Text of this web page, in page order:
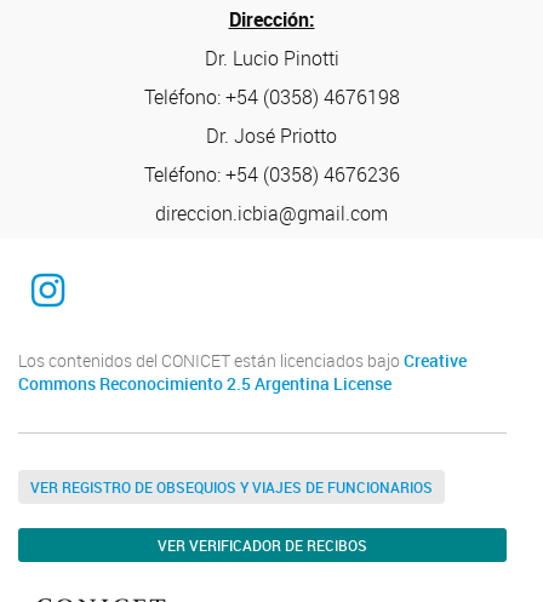
Dirección:
Dr. Lucio Pinotti
Teléfono: +54 (0358) 4676198
Dr. José Priotto
Teléfono: +54 (0358) 4676236
direccion.icbia@gmail.com
Instagram
Los contenidos del CONICET están licenciados bajo Creative
Commons Reconocimiento 2.5 Argentina License
VER REGISTRO DE OBSEQUIOS Y VIAJES DE FUNCIONARIOS
VER VERIFICADOR DE RECIBOS